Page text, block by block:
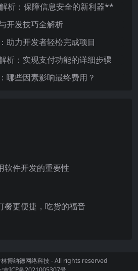
析：保障信息安全的新利器**
开发技巧全解析
助力开发者轻松完成项目
析：实现支付功能的详细步骤
哪些因素影响最终费用？
软件开发的重要性
餐更便捷，吃货的福音
博纳德网络科技- All rights reserved